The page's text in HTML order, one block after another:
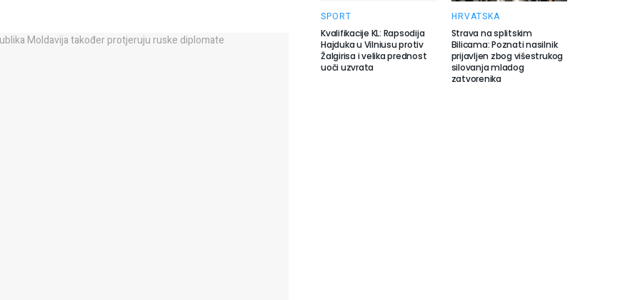
SPORT
Kvalifikacije KL: Rapsodija
Hajduka u Vilniusu protiv
Žalgirisa i velika prednost
uoči uzvrata
HRVATSKA
Strava na splitskim
Bilicama: Poznati nasilnik
prijavljen zbog višestrukog
silovanja mladog
zatvorenika